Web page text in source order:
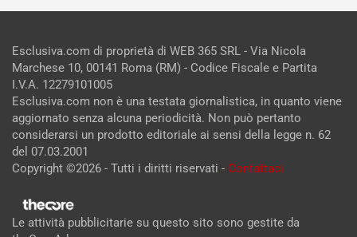
Esclusiva.com di proprietà di WEB 365 SRL - Via Nicola
Marchese 10, 00141 Roma (RM) - Codice Fiscale e Partita
I.V.A. 12279101005
Esclusiva.com non è una testata giornalistica, in quanto viene
aggiornato senza alcuna periodicità. Non può pertanto
considerarsi un prodotto editoriale ai sensi della legge n. 62
del 07.03.2001
Copyright ©2026 - Tutti i diritti riservati - Contattaci
Le attività pubblicitarie su questo sito sono gestite da